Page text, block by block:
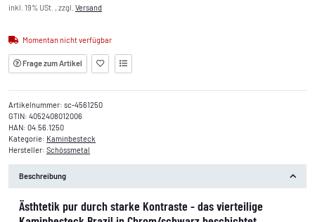
inkl. 19% USt. , zzgl. Versand
Momentan nicht verfügbar
Frage zum Artikel
Artikelnummer: sc-4561250
GTIN: 4052408012006
HAN: 04.56.1250
Kategorie: Kaminbesteck
Hersteller: Schössmetal
Beschreibung
Ästhtetik pur durch starke Kontraste - das vierteilige